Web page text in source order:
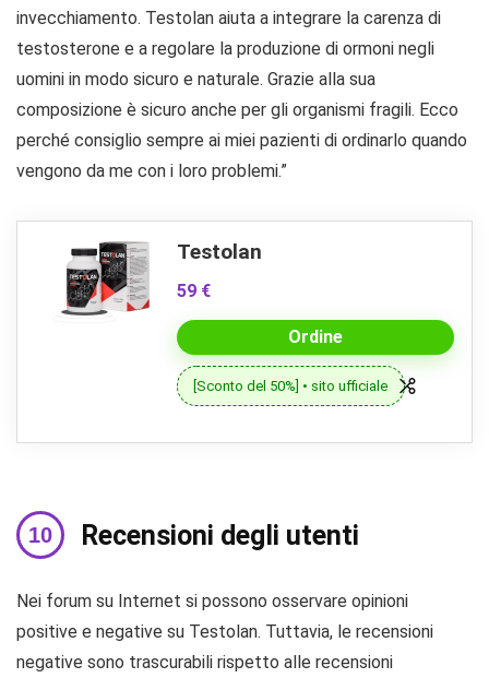
invecchiamento. Testolan aiuta a integrare la carenza di
testosterone e a regolare la produzione di ormoni negli
uomini in modo sicuro e naturale. Grazie alla sua
composizione è sicuro anche per gli organismi fragili. Ecco
perché consiglio sempre ai miei pazienti di ordinarlo quando
vengono da me con i loro problemi.”
Testolan
59 €
Ordine
[Sconto del 50%] • sito ufficiale
Recensioni degli utenti
Nei forum su Internet si possono osservare opinioni
positive e negative su Testolan. Tuttavia, le recensioni
negative sono trascurabili rispetto alle recensioni